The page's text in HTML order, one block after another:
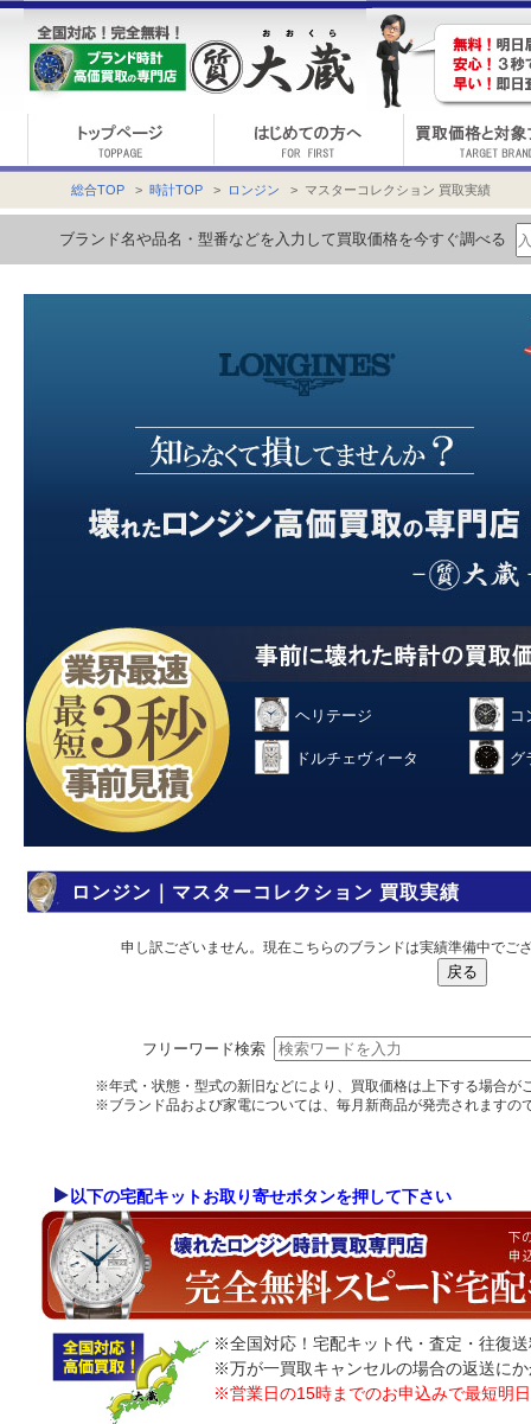
総合TOP > 時計TOP > ロンジン > マスターコレクション 買取実績
ブランド名や品名・型番などを入力して買取価格を今すぐ調べる
ヘリテージ コ
ドルチェヴィータ グ
ロンジン｜マスターコレクション 買取実績
申し訳ございません。現在こちらのブランドは実績準備中でご
フリーワード検索
※年式・状態・型式の新旧などにより、買取価格は上下する場合が
※ブランド品および家電については、毎月新商品が発売されますの
以下の宅配キットお取り寄せボタンを押して下さい
※全国対応！宅配キット代・査定・往復
※万が一買取キャンセルの場合の返送に
※営業日の15時までのお申込みで最短明